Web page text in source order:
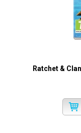
Ratchet &